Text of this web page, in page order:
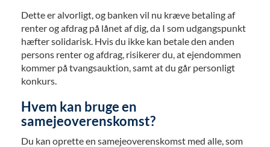
Dette er alvorligt, og banken vil nu kræve betaling af
renter og afdrag på lånet af dig, da I som udgangspunkt
hæfter solidarisk. Hvis du ikke kan betale den anden
persons renter og afdrag, risikerer du, at ejendommen
kommer på tvangsauktion, samt at du går personligt
konkurs.
Hvem kan bruge en
samejeoverenskomst?
Du kan oprette en samejeoverenskomst med alle, som